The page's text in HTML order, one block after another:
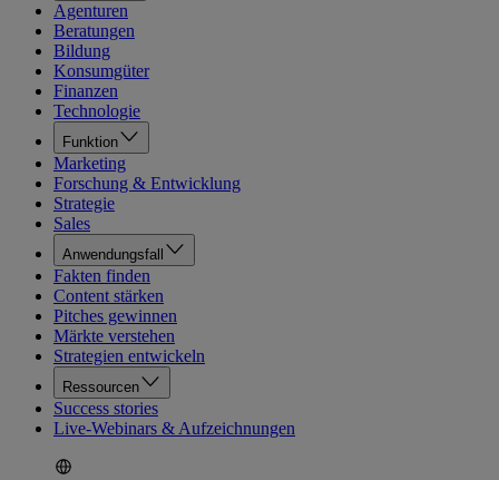
Agenturen
Beratungen
Bildung
Konsumgüter
Finanzen
Technologie
Funktion
Marketing
Forschung & Entwicklung
Strategie
Sales
Anwendungsfall
Fakten finden
Content stärken
Pitches gewinnen
Märkte verstehen
Strategien entwickeln
Ressourcen
Success stories
Live-Webinars & Aufzeichnungen